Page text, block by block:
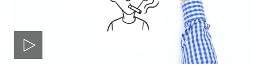
Leisti